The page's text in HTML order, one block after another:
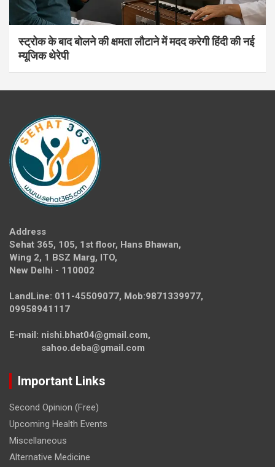
स्ट्रोक के बाद बोलने की क्षमता लौटाने में मदद करेगी हिंदी की नई
म्यूजिक थेरेपी
Address
Sehat 365, 105, 1st floor, Hans Bhawan,
Wing 2, 1 BSZ Marg, ITO,
New Delhi - 110002
LandLine: 011-45509077, Mob:9871339977,
09958941117
E-mail: nishi.bhat04@gmail.com,
sahoo.deba@gmail.com
Important Links
Second Opinion (Free)
Upcoming Health Events
Miscellaneous
Alternative Medicine